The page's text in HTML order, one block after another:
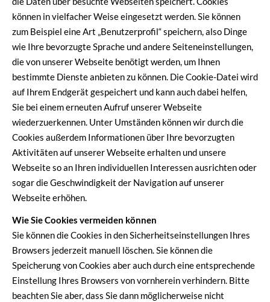
können in vielfacher Weise eingesetzt werden. Sie können
zum Beispiel eine Art „Benutzerprofil“ speichern, also Dinge
wie Ihre bevorzugte Sprache und andere Seiteneinstellungen,
die von unserer Webseite benötigt werden, um Ihnen
bestimmte Dienste anbieten zu können. Die Cookie-Datei wird
auf Ihrem Endgerät gespeichert und kann auch dabei helfen,
Sie bei einem erneuten Aufruf unserer Webseite
wiederzuerkennen. Unter Umständen können wir durch die
Cookies außerdem Informationen über Ihre bevorzugten
Aktivitäten auf unserer Webseite erhalten und unsere
Webseite so an Ihren individuellen Interessen ausrichten oder
sogar die Geschwindigkeit der Navigation auf unserer
Webseite erhöhen.
Wie Sie Cookies vermeiden können
Sie können die Cookies in den Sicherheitseinstellungen Ihres
Browsers jederzeit manuell löschen. Sie können die
Speicherung von Cookies aber auch durch eine entsprechende
Einstellung Ihres Browsers von vornherein verhindern. Bitte
beachten Sie aber, dass Sie dann möglicherweise nicht